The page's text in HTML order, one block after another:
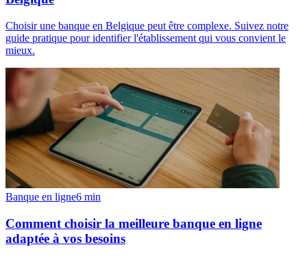
Choisir une banque en Belgique peut être complexe. Suivez notre
guide pratique pour identifier l'établissement qui vous convient le
mieux.
Banque en ligne6 min
Comment choisir la meilleure banque en ligne
adaptée à vos besoins